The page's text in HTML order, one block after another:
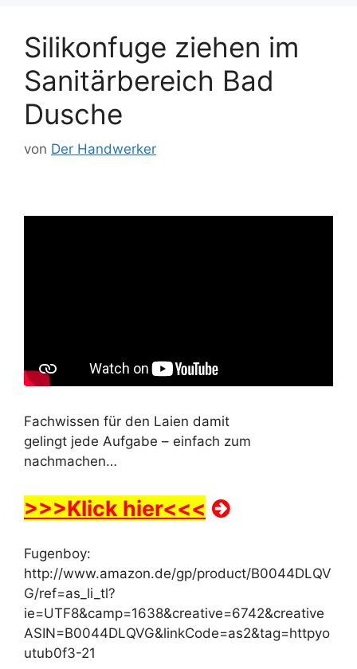
Silikonfuge ziehen im
Sanitärbereich Bad
Dusche
von Der Handwerker
Fachwissen für den Laien damit
gelingt jede Aufgabe – einfach zum
nachmachen…
>>>Klick hier<<<
Fugenboy:
http://www.amazon.de/gp/product/B0044DLQV
G/ref=as_li_tl?
ie=UTF8&camp=1638&creative=6742&creative
ASIN=B0044DLQVG&linkCode=as2&tag=httpyo
utub0f3-21